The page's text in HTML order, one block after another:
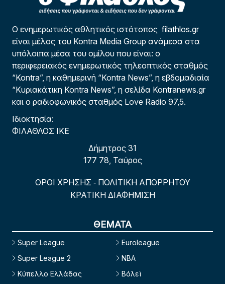
Ο ενημερωτικός αθλητικός ιστότοπος filathlos.gr
είναι μέλος του Kontra Media Group ανάμεσα στα
υπόλοιπα μέσα του ομίλου που είναι: ο
περιφερειακός ενημερωτικός τηλεοπτικός σταθμός
“Kontra”, η καθημερινή “Kontra News”, η εβδομαδιαία
“Κυριακάτικη Kontra News”, η σελίδα Kontranews.gr
και ο ραδιοφωνικός σταθμός Love Radio 97,5.
Ιδιοκτησία:
ΦΙΛΑΘΛΟΣ ΙΚΕ
Δήμητρος 31
177 78, Ταύρος
ΟΡΟΙ ΧΡΗΣΗΣ - ΠΟΛΙΤΙΚΗ ΑΠΟΡΡΗΤΟΥ
ΚΡΑΤΙΚΗ ΔΙΑΦΗΜΙΣΗ
ΘΕΜΑΤΑ
Super League
Super League 2
Κύπελλο Ελλάδας
Euroleague
NBA
Βόλεϊ